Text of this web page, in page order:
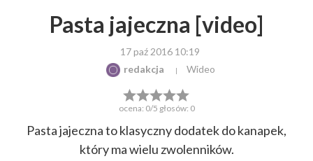
Pasta jajeczna [video]
17 paź 2016 10:19
redakcja
Wideo
ocena: 0/5 głosów: 0
Pasta jajeczna to klasyczny dodatek do kanapek,
który ma wielu zwolenników.